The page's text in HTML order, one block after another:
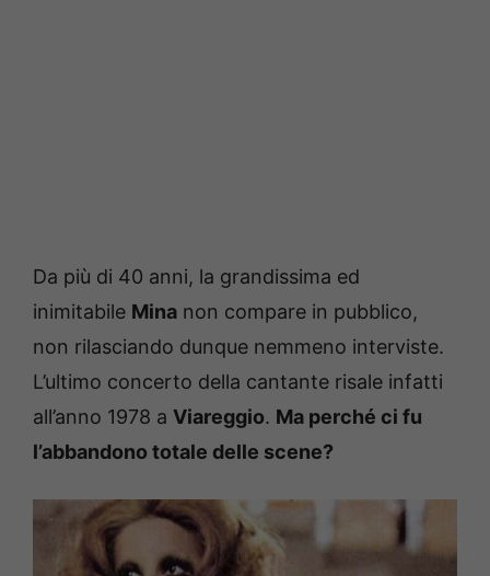
Da più di 40 anni, la grandissima ed
inimitabile Mina non compare in pubblico,
non rilasciando dunque nemmeno interviste.
L’ultimo concerto della cantante risale infatti
all’anno 1978 a Viareggio. Ma perché ci fu
l’abbandono totale delle scene?